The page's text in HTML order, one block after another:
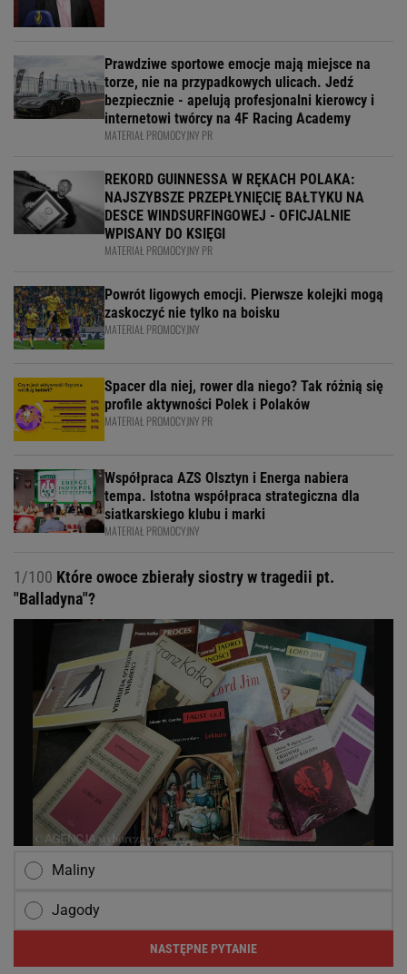
Prawdziwe sportowe emocje mają miejsce na
torze, nie na przypadkowych ulicach. Jedź
bezpiecznie - apelują profesjonalni kierowcy i
internetowi twórcy na 4F Racing Academy
MATERIAŁ PROMOCYJNY PR
REKORD GUINNESSA W RĘKACH POLAKA:
NAJSZYBSZE PRZEPŁYNIĘCIĘ BAŁTYKU NA
DESCE WINDSURFINGOWEJ - OFICJALNIE
WPISANY DO KSIĘGI
MATERIAŁ PROMOCYJNY PR
Powrót ligowych emocji. Pierwsze kolejki mogą
zaskoczyć nie tylko na boisku
MATERIAŁ PROMOCYJNY
Spacer dla niej, rower dla niego? Tak różnią się
profile aktywności Polek i Polaków
MATERIAŁ PROMOCYJNY PR
Współpraca AZS Olsztyn i Energa nabiera
tempa. Istotna współpraca strategiczna dla
siatkarskiego klubu i marki
MATERIAŁ PROMOCYJNY
1/100 Które owoce zbierały siostry w tragedii pt.
"Balladyna"?
Maliny
Jagody
NASTĘPNE PYTANIE